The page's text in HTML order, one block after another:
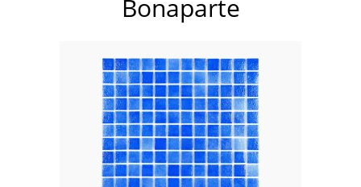
Керамогранит NSceramic
Керамогранит Staro
Мозаика ArtMoment
Мозаика Bars Crystal Mosaic
Мозаика Bonaparte
Bonaparte